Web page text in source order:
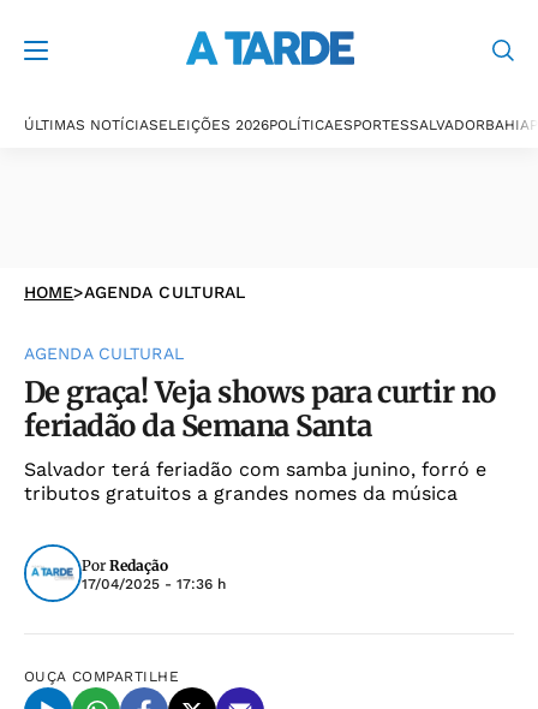
ÚLTIMAS NOTÍCIASELEIÇÕES 2026POLÍTICAESPORTESSALVADORBAHIA
HOME>AGENDA CULTURAL
AGENDA CULTURAL
De graça! Veja shows para curtir no
feriadão da Semana Santa
Salvador terá feriadão com samba junino, forró e
tributos gratuitos a grandes nomes da música
Por Redação
17/04/2025 - 17:36 h
OUÇA COMPARTILHE